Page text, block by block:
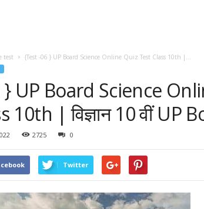
test {Test -06 } UP Board Science Online Quiz Test Class 10th |...
UP Board Science
10th | विज्ञान 10 वीं UP
2725 0
Twitter